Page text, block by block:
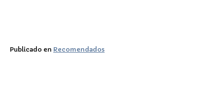
Publicado en Recomendados